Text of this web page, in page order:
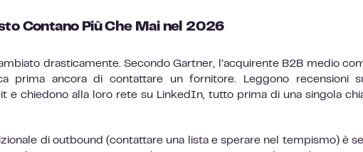
Contano Più Che Mai nel 2026
drasticamente. Secondo Gartner, l’acquirente B2B medio
prima ancora di contattare un fornitore. Leggono recensioni
e chiedono alla loro rete su LinkedIn, tutto prima di una singola
di outbound (contattare una lista e sperare nel tempismo) è